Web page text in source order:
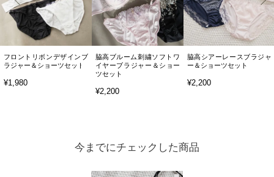
フロントリボンデザインブ
ラジャー＆ショーツセット
¥1,980
脇高ブルーム刺繍ソフトワ
イヤーブラジャー＆ショー
ツセット
¥2,200
脇高シアーレースブラジャ
ー＆ショーツセット
¥2,200
今までにチェックした商品